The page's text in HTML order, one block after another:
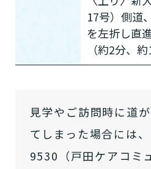
17号）側道
を左折し直
（約2分、約
見学やご訪問時に道
てしまった場合には
9530（戸田ケアコミ